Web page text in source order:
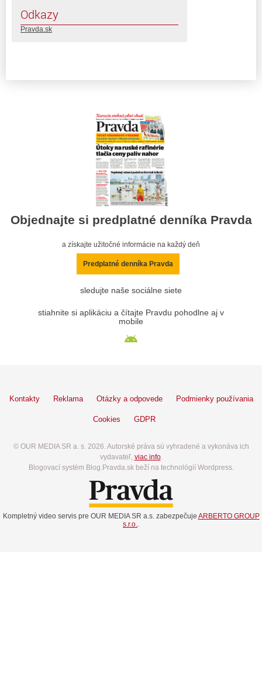
Odkazy
Pravda.sk
Objednajte si predplatné denníka Pravda
a získajte užitočné informácie na každý deň
Predplatné denníka Pravda
sledujte naše sociálne siete
stiahnite si aplikáciu a čítajte Pravdu pohodlne aj v
mobile
Kontakty Reklama Otázky a odpovede Podmienky používania
Cookies GDPR
© OUR MEDIA SR a. s. 2026. Autorské práva sú vyhradené a vykonáva ich
vydavateľ, viac info.
Blogovací systém Blog.Pravda.sk beží na technológií Wordpress.
Kompletný video servis pre OUR MEDIA SR a.s. zabezpečuje ARBERTO GROUP
s.r.o.